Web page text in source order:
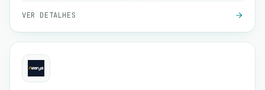
nacional e rastreamento em tempo real para e-
commerce e empresas.
VER DETALHES